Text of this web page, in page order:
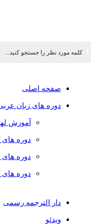
صفحه اصلی
دوره های زبان
آموزش
دوره های
دوره های
دوره
دار الترجمه رسمی
ویدئو